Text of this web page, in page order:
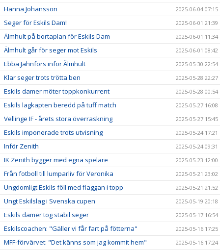
Hanna Johansson 2025-06-04 07:15
Seger för Eskils Dam! 2025-06-01 21:39
Älmhult på bortaplan för Eskils Dam 2025-06-01 11:34
Älmhult går för seger mot Eskils 2025-06-01 08:42
Ebba Jahnfors inför Älmhult 2025-05-30 22:54
Klar seger trots trötta ben 2025-05-28 22:27
Eskils damer möter toppkonkurrent 2025-05-28 00:54
Eskils lagkapten beredd på tuff match 2025-05-27 16:08
Vellinge IF - årets stora överraskning 2025-05-27 15:45
Eskils imponerade trots utvisning 2025-05-24 17:21
Inför Zenith 2025-05-24 09:31
IK Zenith bygger med egna spelare 2025-05-23 12:00
Från fotboll till lumparliv för Veronika 2025-05-21 23:02
Ungdomligt Eskils föll med flaggan i topp 2025-05-21 21:52
Ungt Eskilslag i Svenska cupen 2025-05-19 20:18
Eskils damer tog stabil seger 2025-05-17 16:54
Eskilscoachen: "Gäller vi får fart på fötterna" 2025-05-16 17:25
MFF-förvärvet: "Det känns som jag kommit hem" 2025-05-16 17:24